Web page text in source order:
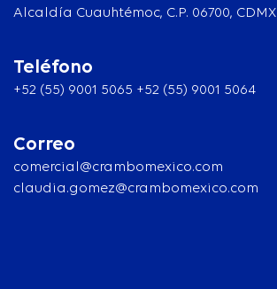
Alcaldía Cuauhtémoc, C.P. 06700, CDMX
Teléfono
+52 (55) 9001 5065 +52 (55) 9001 5064
Correo
comercial@crambomexico.com
claudia.gomez@crambomexico.com